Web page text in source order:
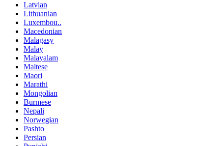
Latvian
Lithuanian
Luxembou..
Macedonian
Malagasy
Malay
Malayalam
Maltese
Maori
Marathi
Mongolian
Burmese
Nepali
Norwegian
Pashto
Persian